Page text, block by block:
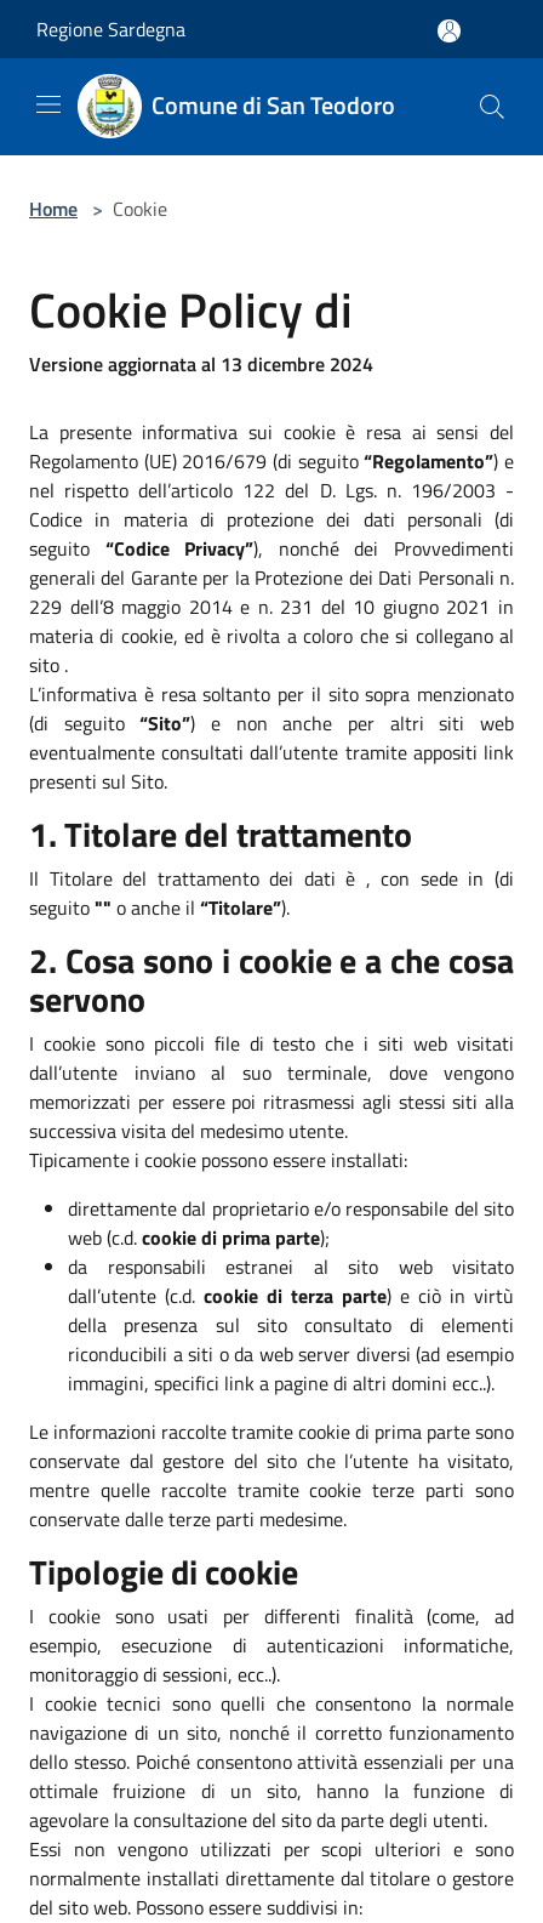
Regione Sardegna
Comune di San Teodoro
Home > Cookie
Cookie Policy di
Versione aggiornata al 13 dicembre 2024
La presente informativa sui cookie è resa ai sensi del
Regolamento (UE) 2016/679 (di seguito“Regolamento”) e
nel rispetto dell’articolo 122 del D. Lgs. n. 196/2003 -
Codice in materia di protezione dei dati personali (di
seguito “Codice Privacy”), nonché dei Provvedimenti
generali del Garante per la Protezione dei Dati Personali n.
229 dell’8 maggio 2014 e n. 231 del 10 giugno 2021 in
materia di cookie, ed è rivolta a coloro che si collegano al
sito .
L’informativa è resa soltanto per il sito sopra menzionato
(di seguito“Sito”) e non anche per altri siti web
eventualmente consultati dall’utente tramite appositi link
presenti sul Sito.
1. Titolare del trattamento
Il Titolare del trattamento dei dati è , con sede in (di
seguito"" o anche il “Titolare”).
2. Cosa sono i cookie e a che cosa
servono
I cookie sono piccoli file di testo che i siti web visitati
dall’utente inviano al suo terminale, dove vengono
memorizzati per essere poi ritrasmessi agli stessi siti alla
successiva visita del medesimo utente.
Tipicamente i cookie possono essere installati:
direttamente dal proprietario e/o responsabile del sito
web (c.d.cookie di prima parte);
da responsabili estranei al sito web visitato
dall’utente (c.d. cookie di terza parte) e ciò in virtù
della presenza sul sito consultato di elementi
riconducibili a siti o da web server diversi (ad esempio
immagini, specifici link a pagine di altri domini ecc..).
Le informazioni raccolte tramite cookie di prima parte sono
conservate dal gestore del sito che l’utente ha visitato,
mentre quelle raccolte tramite cookie terze parti sono
conservate dalle terze parti medesime.
Tipologie di cookie
I cookie sono usati per differenti finalità (come, ad
esempio, esecuzione di autenticazioni informatiche,
monitoraggio di sessioni, ecc..).
I cookie tecnici sono quelli che consentono la normale
navigazione di un sito, nonché il corretto funzionamento
dello stesso. Poiché consentono attività essenziali per una
ottimale fruizione di un sito, hanno la funzione di
agevolare la consultazione del sito da parte degli utenti.
Essi non vengono utilizzati per scopi ulteriori e sono
normalmente installati direttamente dal titolare o gestore
del sito web. Possono essere suddivisi in: